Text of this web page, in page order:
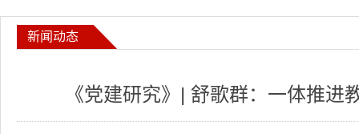
新闻动态
《党建研究》| 舒歌群：一体推进